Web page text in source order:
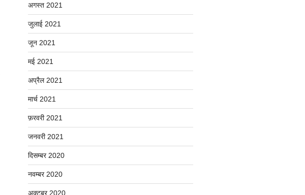
अगस्त 2021
जुलाई 2021
जून 2021
मई 2021
अप्रैल 2021
मार्च 2021
फ़रवरी 2021
जनवरी 2021
दिसम्बर 2020
नवम्बर 2020
अक्टूबर 2020